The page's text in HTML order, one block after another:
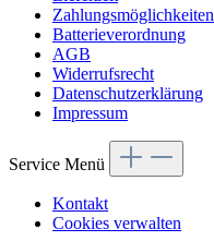
Zahlungsmöglichkeiten
Batterieverordnung
AGB
Widerrufsrecht
Datenschutzerklärung
Impressum
Service Menü
Kontakt
Cookies verwalten